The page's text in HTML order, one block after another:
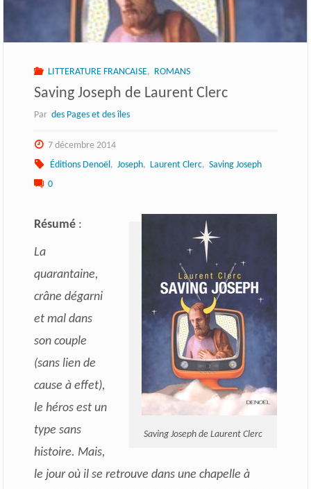
LITTERATURE FRANCAISE, ROMANS
Saving Joseph de Laurent Clerc
Par des Pages et des îles
7 décembre 2014
Éditions Denoël , Joseph, Laurent Clerc, Saving Joseph
0
Saving Joseph de Laurent Clerc
Résumé:
La
quarantaine,
crâne dégarni
et mal dans
son couple
(sans lien de
cause à effet),
le héros est un
type sans
histoire. Mais,
le jour où il se retrouve dans une chapelle à